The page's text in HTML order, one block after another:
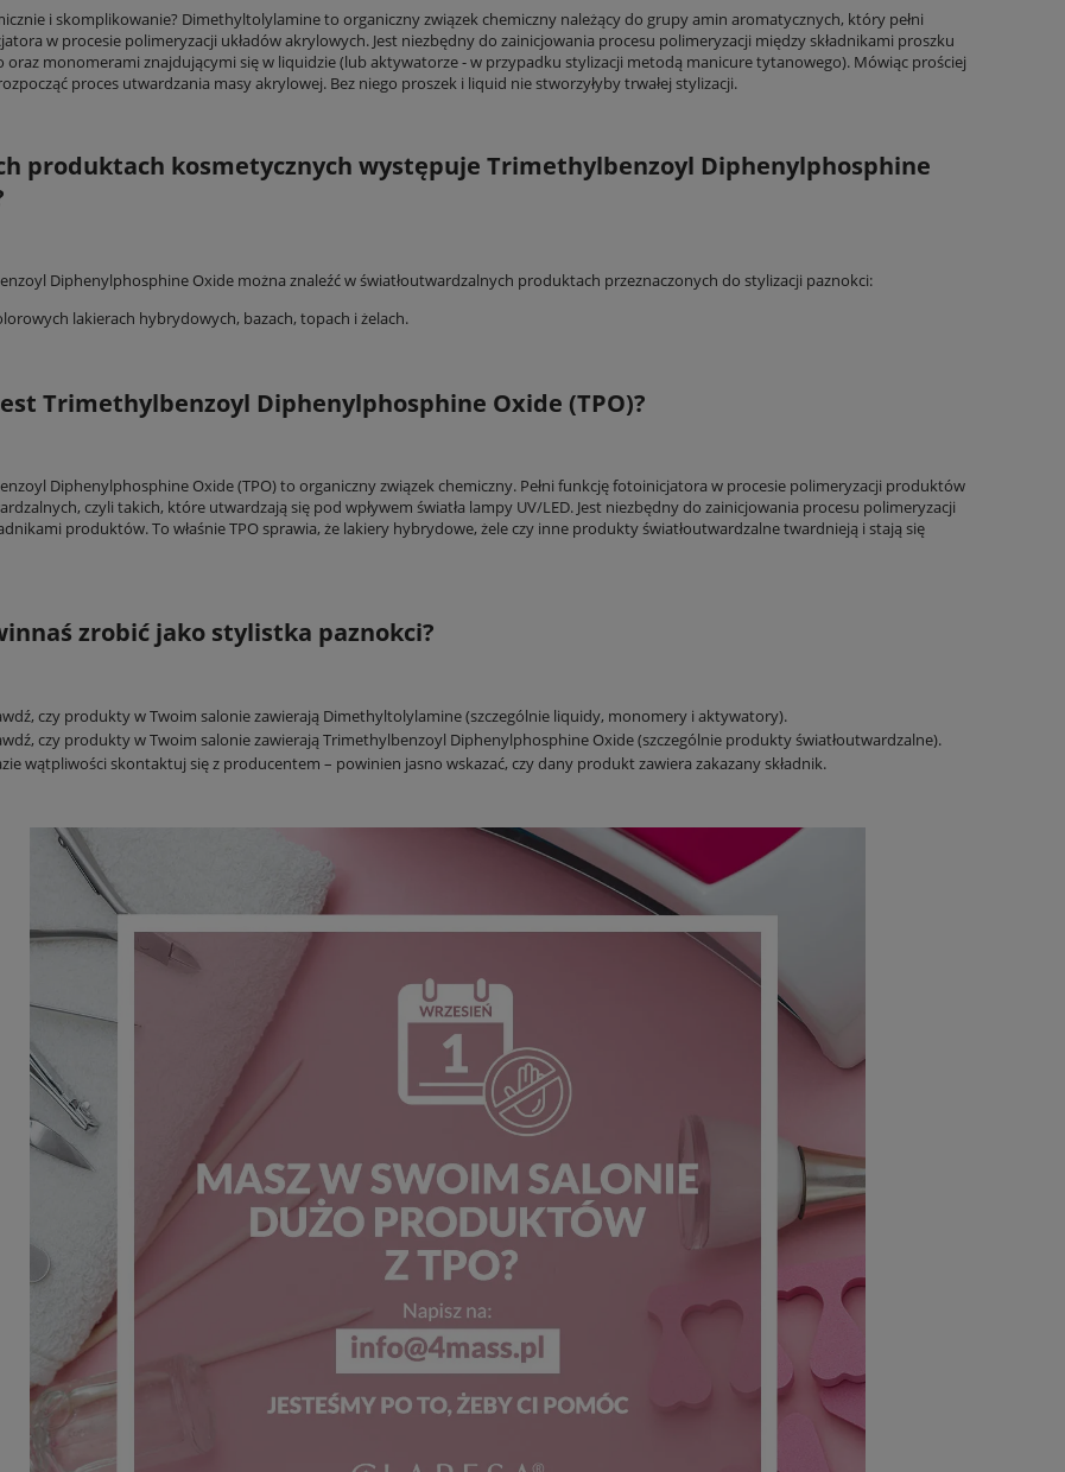
i skomplikowanie? Dimethyltolylamine to organiczny związek chemiczny należący do grupy amin aromatycznych, który pełni
w procesie polimeryzacji układów akrylowych. Jest niezbędny do zainicjowania procesu polimeryzacji między składnikami proszku
oraz monomerami znajdującymi się w liquidzie (lub aktywatorze - w przypadku stylizacji metodą manicure tytanowego). Mówiąc prościej
proces utwardzania masy akrylowej. Bez niego proszek i liquid nie stworzyłyby trwałej stylizacji.
produktach kosmetycznych występuje Trimethylbenzoyl Diphenylphosphine
Diphenylphosphine Oxide można znaleźć w światłoutwardzalnych produktach przeznaczonych do stylizacji paznokci:
lakierach hybrydowych, bazach, topach i żelach.
Trimethylbenzoyl Diphenylphosphine Oxide (TPO)?
Diphenylphosphine Oxide (TPO) to organiczny związek chemiczny. Pełni funkcję fotoinicjatora w procesie polimeryzacji produktów
czyli takich, które utwardzają się pod wpływem światła lampy UV/LED. Jest niezbędny do zainicjowania procesu polimeryzacji
produktów. To właśnie TPO sprawia, że lakiery hybrydowe, żele czy inne produkty światłoutwardzalne twardnieją i stają się
zrobić jako stylistka paznokci?
czy produkty w Twoim salonie zawierają Dimethyltolylamine (szczególnie liquidy, monomery i aktywatory).
czy produkty w Twoim salonie zawierają Trimethylbenzoyl Diphenylphosphine Oxide (szczególnie produkty światłoutwardzalne).
wątpliwości skontaktuj się z producentem – powinien jasno wskazać, czy dany produkt zawiera zakazany składnik.